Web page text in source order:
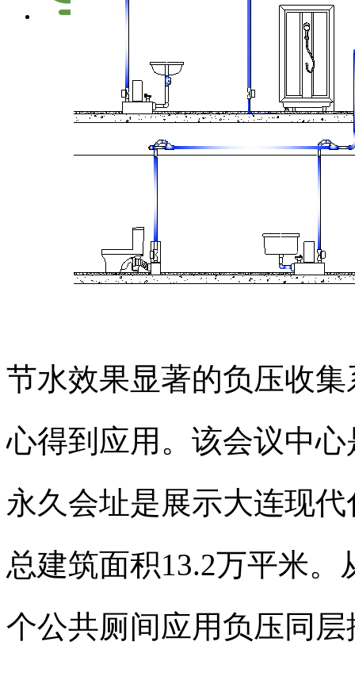
节水效果显著的负压收
心得到应用。该会议中
永久会址是展示大连现
总建筑面积13.2万平米。
个公共厕间应用负压同层